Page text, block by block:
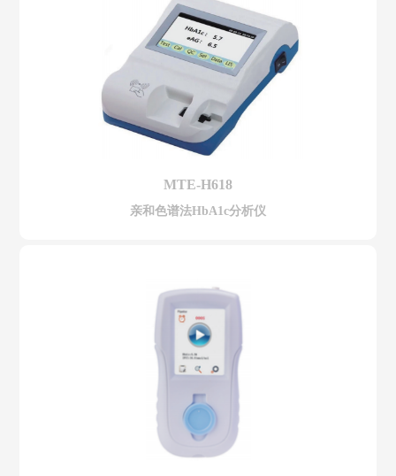
MTE-H618
亲和色谱法HbA1c分析仪